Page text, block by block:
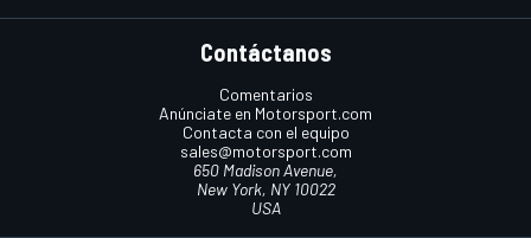
Contáctanos
Comentarios
Anúnciate en Motorsport.com
Contacta con el equipo
sales@motorsport.com
650 Madison Avenue,
New York, NY 10022
USA